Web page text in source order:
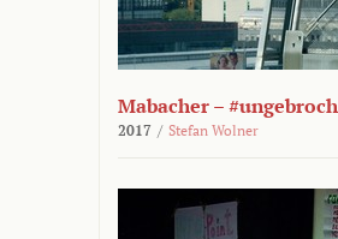
Mabacher –
2017 / Stefan Wolner